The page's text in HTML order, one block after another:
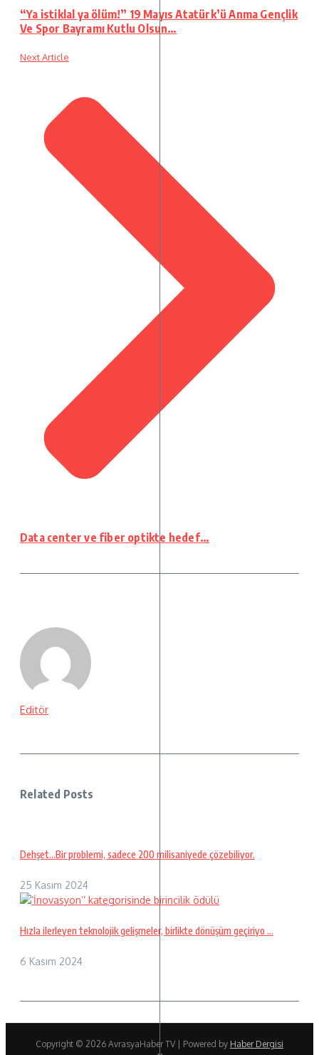
“Ya istiklal ya ölüm!” 19 Mayıs Atatürk’ü Anma Gençlik
Ve Spor Bayramı Kutlu Olsun…
Next Article
Data center ve fiber optikte hedef…
Editör
Related Posts
Dehşet…Bir problemi, sadece 200 milisaniyede çözebiliyor.
25 Kasım 2024
Hızla ilerleyen teknolojik gelişmeler, birlikte dönüşüm geçiriyo ...
6 Kasım 2024
Copyright © 2026 AvrasyaHaber TV | Powered by Haber Dergisi